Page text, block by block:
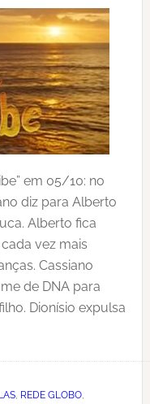
em 05/10: no
diz para Alberto
Alberto fica
vez mais
Cassiano
de DNA para
Dionísio expulsa
, REDE GLOBO,